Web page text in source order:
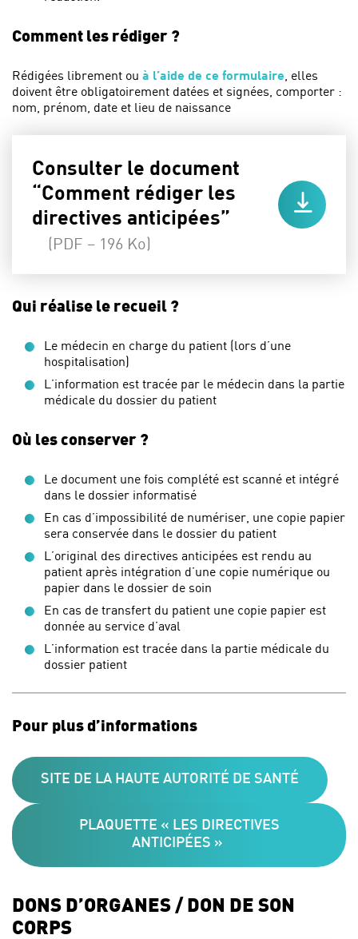
Comment les rédiger ?
Rédigées librement ou à l’aide de ce formulaire , elles
doivent être obligatoirement datées et signées, comporter :
nom, prénom, date et lieu de naissance
Consulter le document
“Comment rédiger les
directives anticipées”
(PDF – 196 Ko)
Qui réalise le recueil ?
Le médecin en charge du patient (lors d’une
hospitalisation)
L’information est tracée par le médecin dans la partie
médicale du dossier du patient
Où les conserver ?
Le document une fois complété est scanné et intégré
dans le dossier informatisé
En cas d’impossibilité de numériser, une copie papier
sera conservée dans le dossier du patient
L’original des directives anticipées est rendu au
patient après intégration d’une copie numérique ou
papier dans le dossier de soin
En cas de transfert du patient une copie papier est
donnée au service d’aval
L’information est tracée dans la partie médicale du
dossier patient
Pour plus d’informations
SITE DE LA HAUTE AUTORITÉ DE SANTÉ
PLAQUETTE « LES DIRECTIVES
ANTICIPÉES »
DONS D’ORGANES / DON DE SON
CORPS